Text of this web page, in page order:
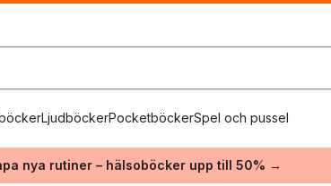
LjudböckerPocketböckerSpel och pussel
nya rutiner – hälsoböcker upp till 50% →